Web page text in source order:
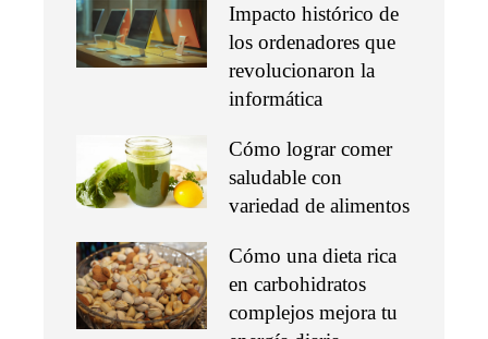
Impacto histórico de
los ordenadores que
revolucionaron la
informática
Cómo lograr comer
saludable con
variedad de alimentos
Cómo una dieta rica
en carbohidratos
complejos mejora tu